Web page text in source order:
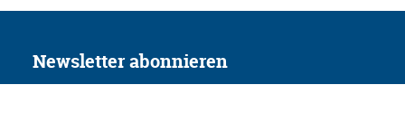
Newsletter abonnieren